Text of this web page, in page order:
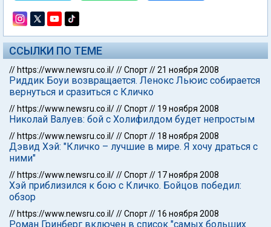
ССЫЛКИ ПО ТЕМЕ
// https://www.newsru.co.il///Спорт//21 ноября 2008
Риддик Боуи возвращается. Ленокс Льюис собирается
вернуться и сразиться с Кличко
// https://www.newsru.co.il///Спорт// 19 ноября 2008
Николай Валуев: бой с Холифилдом будет непростым
// https://www.newsru.co.il///Спорт// 18 ноября 2008
Дэвид Хэй: "Кличко – лучшие в мире. Я хочу драться с
ними"
// https://www.newsru.co.il///Спорт// 17 ноября 2008
Хэй приблизился к бою с Кличко. Бойцов победил:
обзор
// https://www.newsru.co.il///Спорт// 16 ноября 2008
Роман Гринберг включен в список "самых больших